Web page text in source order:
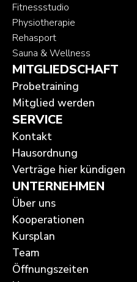
Fitnessstudio
Physiotherapie
Rehasport
Sauna & Wellness
MITGLIEDSCHAFT
Probetraining
Mitglied werden
SERVICE
Kontakt
Hausordnung
Verträge hier kündigen
UNTERNEHMEN
Über uns
Kooperationen
Kursplan
Team
Öffnungszeiten